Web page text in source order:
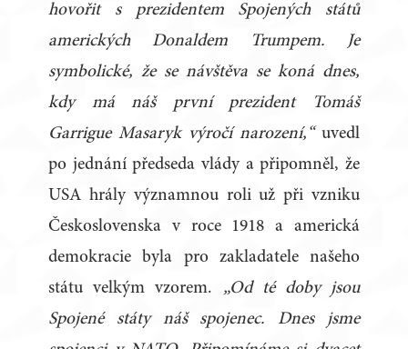
hovořit s prezidentem Spojených států
amerických Donaldem Trumpem. Je
symbolické, že se návštěva se koná dnes,
kdy má náš první prezident Tomáš
Garrigue Masaryk výročí narození,“uvedl
po jednání předseda vlády a připomněl, že
USA hrály významnou roli už při vzniku
Československa v roce 1918 a americká
demokracie byla pro zakladatele našeho
státu velkým vzorem. „Od té doby jsou
Spojené státy náš spojenec. Dnes jsme